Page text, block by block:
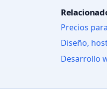
Precios
Diseño,
Desarrollo